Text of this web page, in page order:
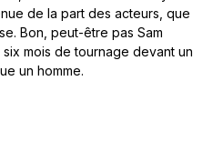
de la part des acteurs, que
Bon, peut-être pas Sam
mois de tournage devant un
un homme.